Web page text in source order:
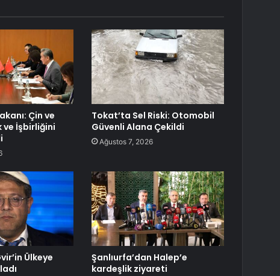
Çin ve
ve İşbirliğini
Tokat’ta Sel Riski: Otomobil
Güvenli Alana Çekildi
Ağustos 7, 2026
Ülkeye
Şanlıurfa’dan Halep’e
kardeşlik ziyareti